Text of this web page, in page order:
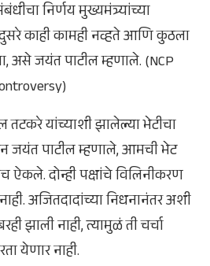
निर्णय मुख्यमंत्र्यांच्या
दुसरे काही कामही नव्हते आणि कुठला
असे जयंत पाटील म्हणाले. (NCP
यांच्याशी झालेल्या भेटीचा
जयंत पाटील म्हणाले, आमची भेट
ऐकले. दोन्ही पक्षांचे विलिनीकरण
अजितदादांच्या निधनानंतर अशी
झाली नाही, त्यामुळं ती चर्चा
येणार नाही.